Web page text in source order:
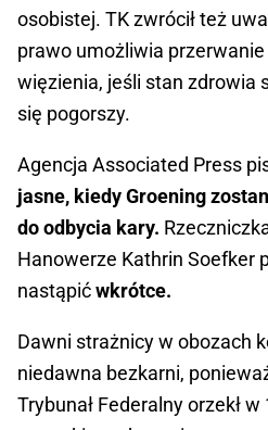
osobistej. TK zwrócił też
prawo umożliwia
więzienia, jeśli stan zdrowia
się pogorszy.
Agencja Associated Press
jasne, kiedy Groening
do odbycia kary.
Hanowerze Kathrin Soefker
nastąpićwkrótce.
Dawni strażnicy w obozach
niedawna bezkarni,
Trybunał Federalny orzekł